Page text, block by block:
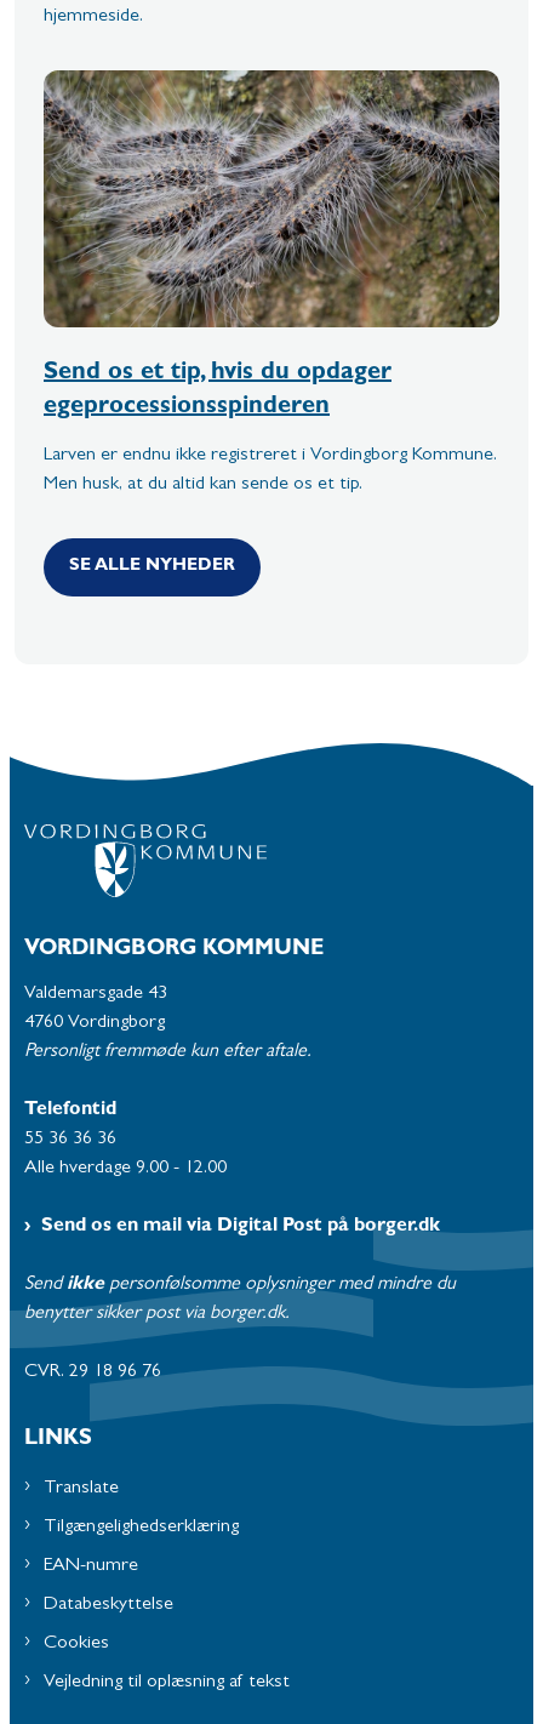
hjemmeside.
Send os et tip, hvis du opdager
egeprocessionsspinderen
Larven er endnu ikke registreret i Vordingborg Kommune.
Men husk, at du altid kan sende os et tip.
SE ALLE NYHEDER
VORDINGBORG KOMMUNE
Valdemarsgade 43
4760 Vordingborg
Personligt fremmøde kun efter aftale.
Telefontid
55 36 36 36
Alle hverdage 9.00 - 12.00
Send os en mail via Digital Post på borger.dk
Send ikke personfølsomme oplysninger med mindre du
benytter sikker post via borger.dk.
CVR. 29 18 96 76
LINKS
Translate
Tilgængelighedserklæring
EAN-numre
Databeskyttelse
Cookies
Vejledning til oplæsning af tekst